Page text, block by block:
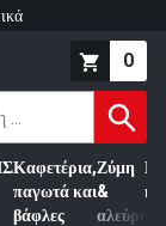
0
Καφετέρια,
παγωτά και
βάφλες
Ζύμη
&
αλεύρι